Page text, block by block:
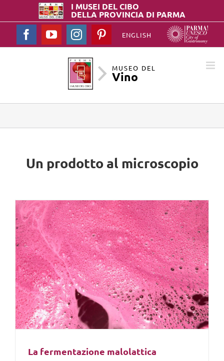
I MUSEI DELCIBO
DELLA PROVINCIA DI PARMA
ENGLISH
FacebookYouTubeInstagramPinterest
MUSEO DEL
Vino
Un prodotto al microscopio
La fermentazione malolattica